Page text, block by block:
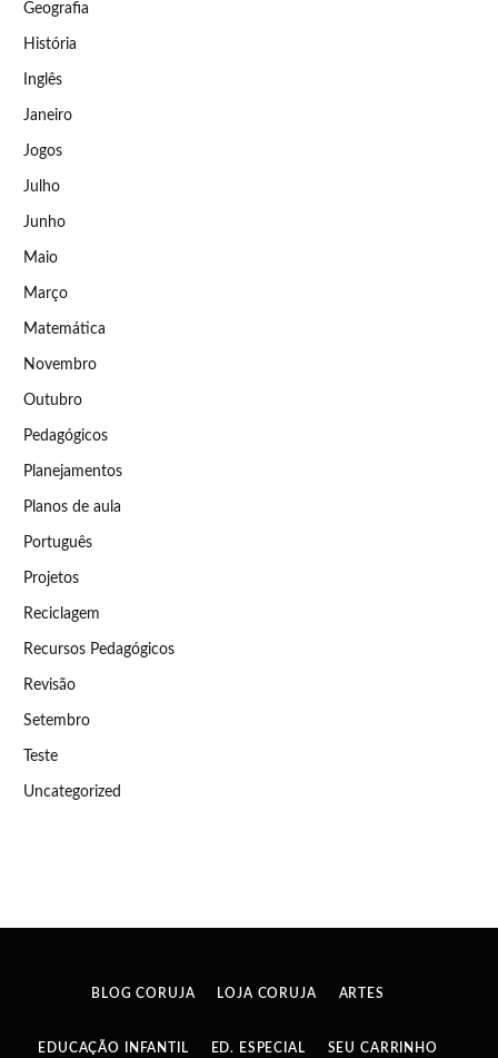
Geografia
História
Inglês
Janeiro
Jogos
Julho
Junho
Maio
Março
Matemática
Novembro
Outubro
Pedagógicos
Planejamentos
Planos de aula
Português
Projetos
Reciclagem
Recursos Pedagógicos
Revisão
Setembro
Teste
Uncategorized
BLOG CORUJA LOJA CORUJA ARTES
EDUCAÇÃO INFANTIL ED. ESPECIAL SEU CARRINHO